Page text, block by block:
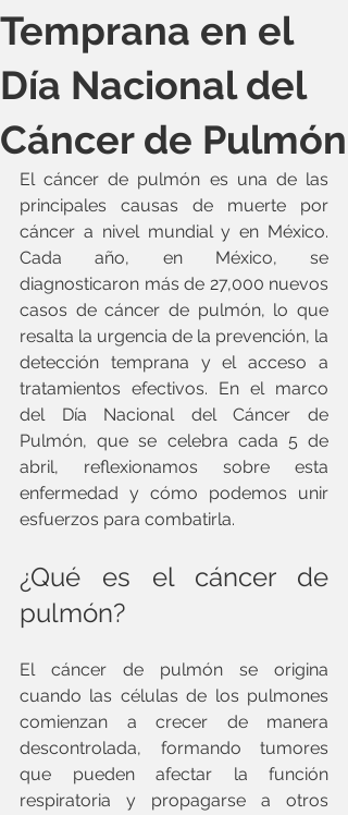
Temprana en el
Día Nacional del
Cáncer de Pulmón
El cáncer de pulmón es una de las
principales causas de muerte por
cáncer a nivel mundial y en México.
Cada año, en México, se
diagnosticaron más de 27,000 nuevos
casos de cáncer de pulmón, lo que
resalta la urgencia de la prevención, la
detección temprana y el acceso a
tratamientos efectivos. En el marco
del Día Nacional del Cáncer de
Pulmón, que se celebra cada 5 de
abril, reflexionamos sobre esta
enfermedad y cómo podemos unir
esfuerzos para combatirla.
¿Qué es el cáncer de
pulmón?
El cáncer de pulmón se origina
cuando las células de los pulmones
comienzan a crecer de manera
descontrolada, formando tumores
que pueden afectar la función
respiratoria y propagarse a otros